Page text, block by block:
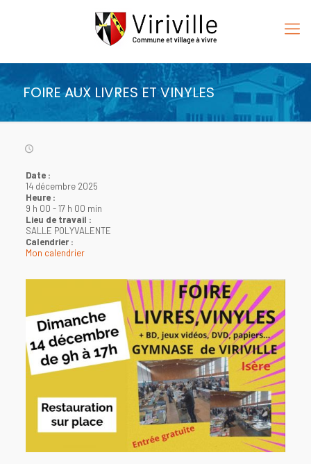
FOIRE AUX LIVRES ET VINYLES
Date :
14 décembre 2025
Heure :
9 h 00 -17 h 00 min
Lieu de travail :
SALLE POLYVALENTE
Calendrier :
Mon calendrier